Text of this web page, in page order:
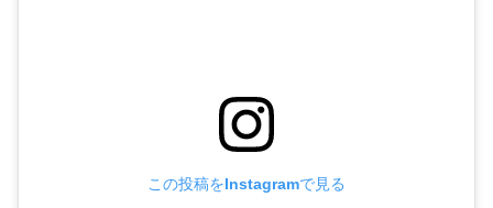
この投稿をInstagramで見る